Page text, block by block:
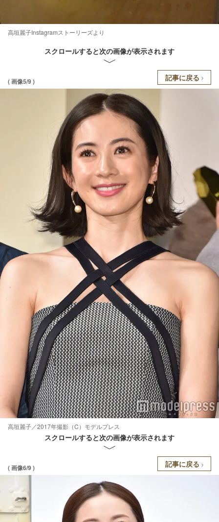
高垣麗子Instagramストーリーズより
スクロールすると次の画像が表示されます
( 画像5/9 ) 記事に戻る
高垣麗子／2017年撮影（C）モデルプレス
スクロールすると次の画像が表示されます
( 画像6/9 ) 記事に戻る